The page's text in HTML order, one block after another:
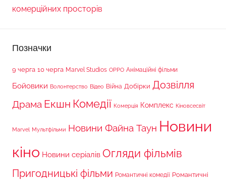
комерційних просторів
Позначки
9 черга 10 черга Marvel Studios OPPO Анімаційні фільми
Бойовики Волонтерство Відео Війна Добірки Дозвілля
Драма Екшн Комедії Комерція Комплекс Кіновсесвіт
Marvel Мультфільми Новини Файна Таун Новини
кіно Новини серіалів Огляди фільмів
Пригодницькі фільми Романтичні комедії Романтичні